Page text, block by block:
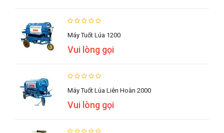
Máy Tuốt Lúa 1200
Vui lòng gọi
Máy Tuốt Lúa Liên Hoàn 2000
Vui lòng gọi